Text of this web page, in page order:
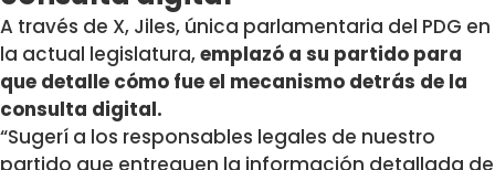
A través de X, Jiles, única parlamentaria del PDG en
la actual legislatura,emplazó a su partido para
que detalle cómo fue el mecanismo detrás de la
consulta digital.
“Sugerí a los responsables legales de nuestro
partido que entreguen la información detallada de